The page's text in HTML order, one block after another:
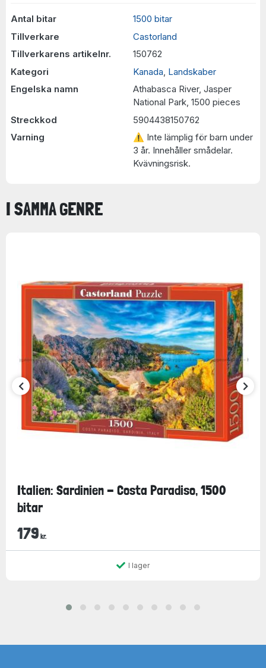
Antal bitar
1500 bitar
Tillverkare
Castorland
Tillverkarens artikelnr.
150762
Kategori
Kanada Landskaber
Engelska namn
Athabasca River, Jasper
National Park, 1500 pieces
Streckkod
5904438150762
Varning
⚠ Inte lämplig för barn under
3 år. Innehåller smådelar.
Kvävningsrisk.
I SAMMA GENRE
Italien: Sardinien - Costa Paradiso, 1500
bitar
179 kr.
I lager